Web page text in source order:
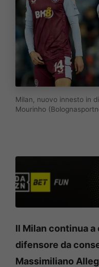
Milan, nuovo innesto in
Mourinho
Il Milan continua
difensore da
Massimiliano